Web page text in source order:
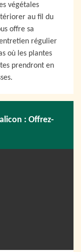
végétales
au fil du
offre sa
régulier
où les plantes
prendront en
: Offrez-